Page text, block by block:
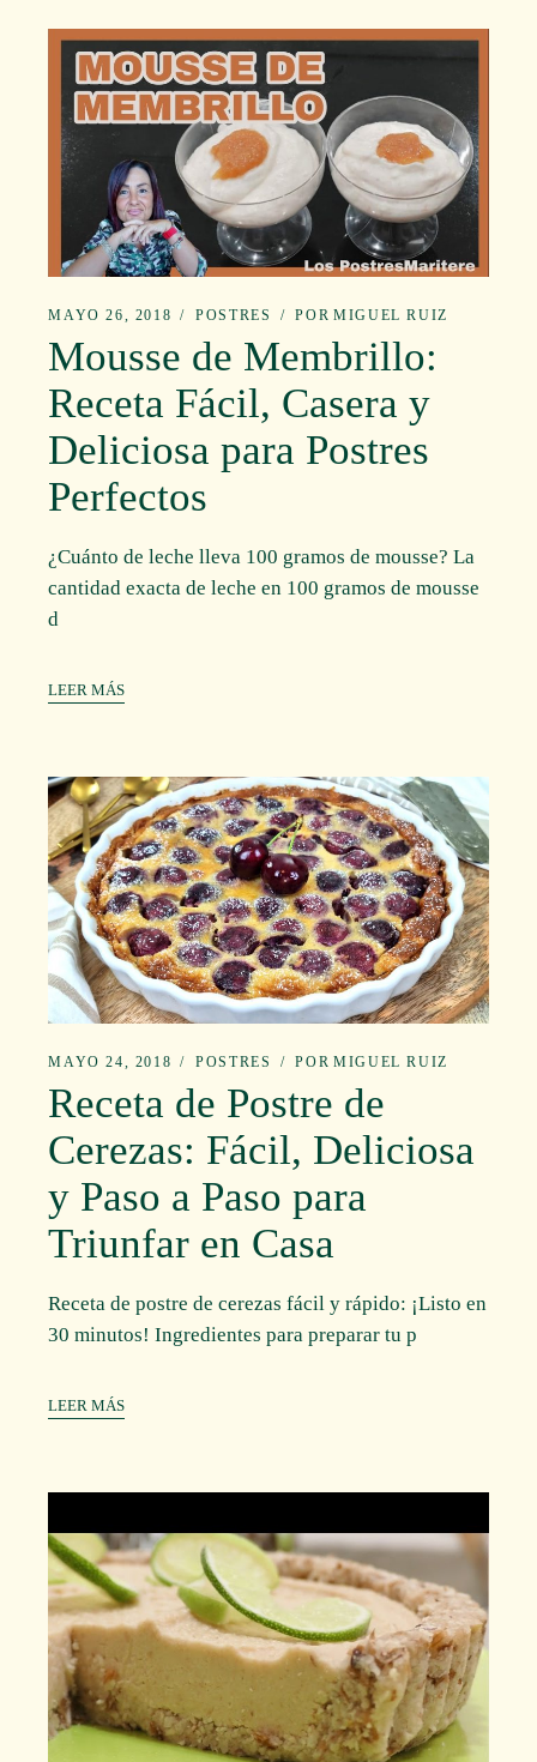
MAYO 26, 2018 POSTRES POR MIGUEL RUIZ
Mousse de Membrillo:
Receta Fácil, Casera y
Deliciosa para Postres
Perfectos
¿Cuánto de leche lleva 100 gramos de mousse? La
cantidad exacta de leche en 100 gramos de mousse
d
LEER MÁS
MAYO 24, 2018 POSTRES POR MIGUEL RUIZ
Receta de Postre de
Cerezas: Fácil, Deliciosa
y Paso a Paso para
Triunfar en Casa
Receta de postre de cerezas fácil y rápido: ¡Listo en
30 minutos! Ingredientes para preparar tu p
LEER MÁS